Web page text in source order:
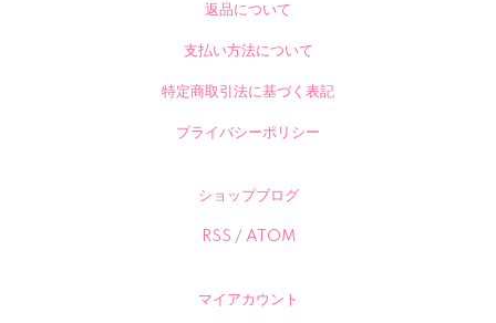
返品について
支払い方法について
特定商取引法に基づく表記
プライバシーポリシー
ショップブログ
RSS / ATOM
マイアカウント